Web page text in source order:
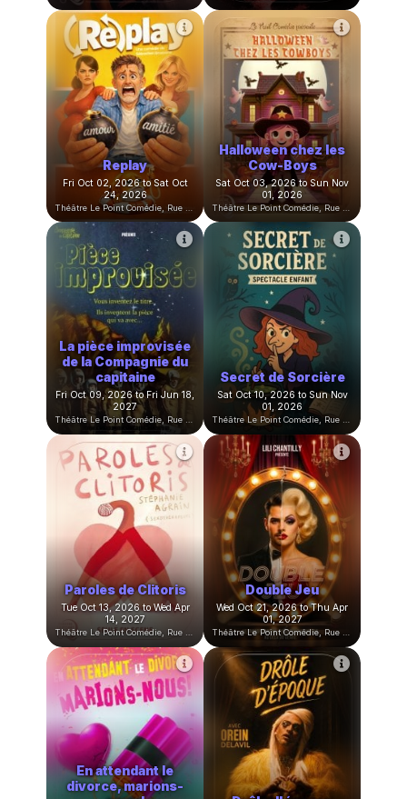
Le Casting de ma Vie
Fri Sep 11, 2026 to Sat Sep 26,
2026
Les Adoleschiants
Sat Sep 12, 2026 to Sat Feb
20, 2027
Les Reines du
Burlesque
Wed Sep 16, 2026 to Thu May
06, 2027
Meurtre en coulisse
Wed Sep 23, 2026 to Sun May
02, 2027
Replay
Fri Oct 02, 2026 to Sat Oct
24, 2026
Halloween chez les
Cow-Boys
Sat Oct 03, 2026 to Sun Nov
01, 2026
La pièce improvisée
de la Compagnie du
capitaine
Fri Oct 09, 2026 to Fri Jun 18,
2027
Secret de Sorcière
Sat Oct 10, 2026 to Sun Nov
01, 2026